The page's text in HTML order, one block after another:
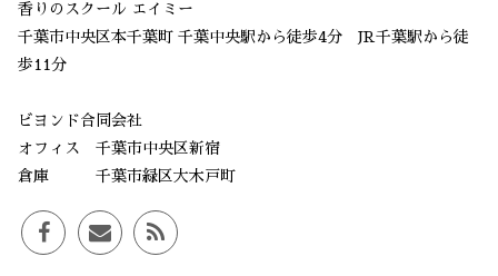
香りのスクール エイミー
千葉市中央区本千葉町 千葉中央駅から徒歩4分 JR千葉駅から徒
歩11分
ビヨンド合同会社
オフィス 千葉市中央区新宿
倉庫 千葉市緑区大木戸町